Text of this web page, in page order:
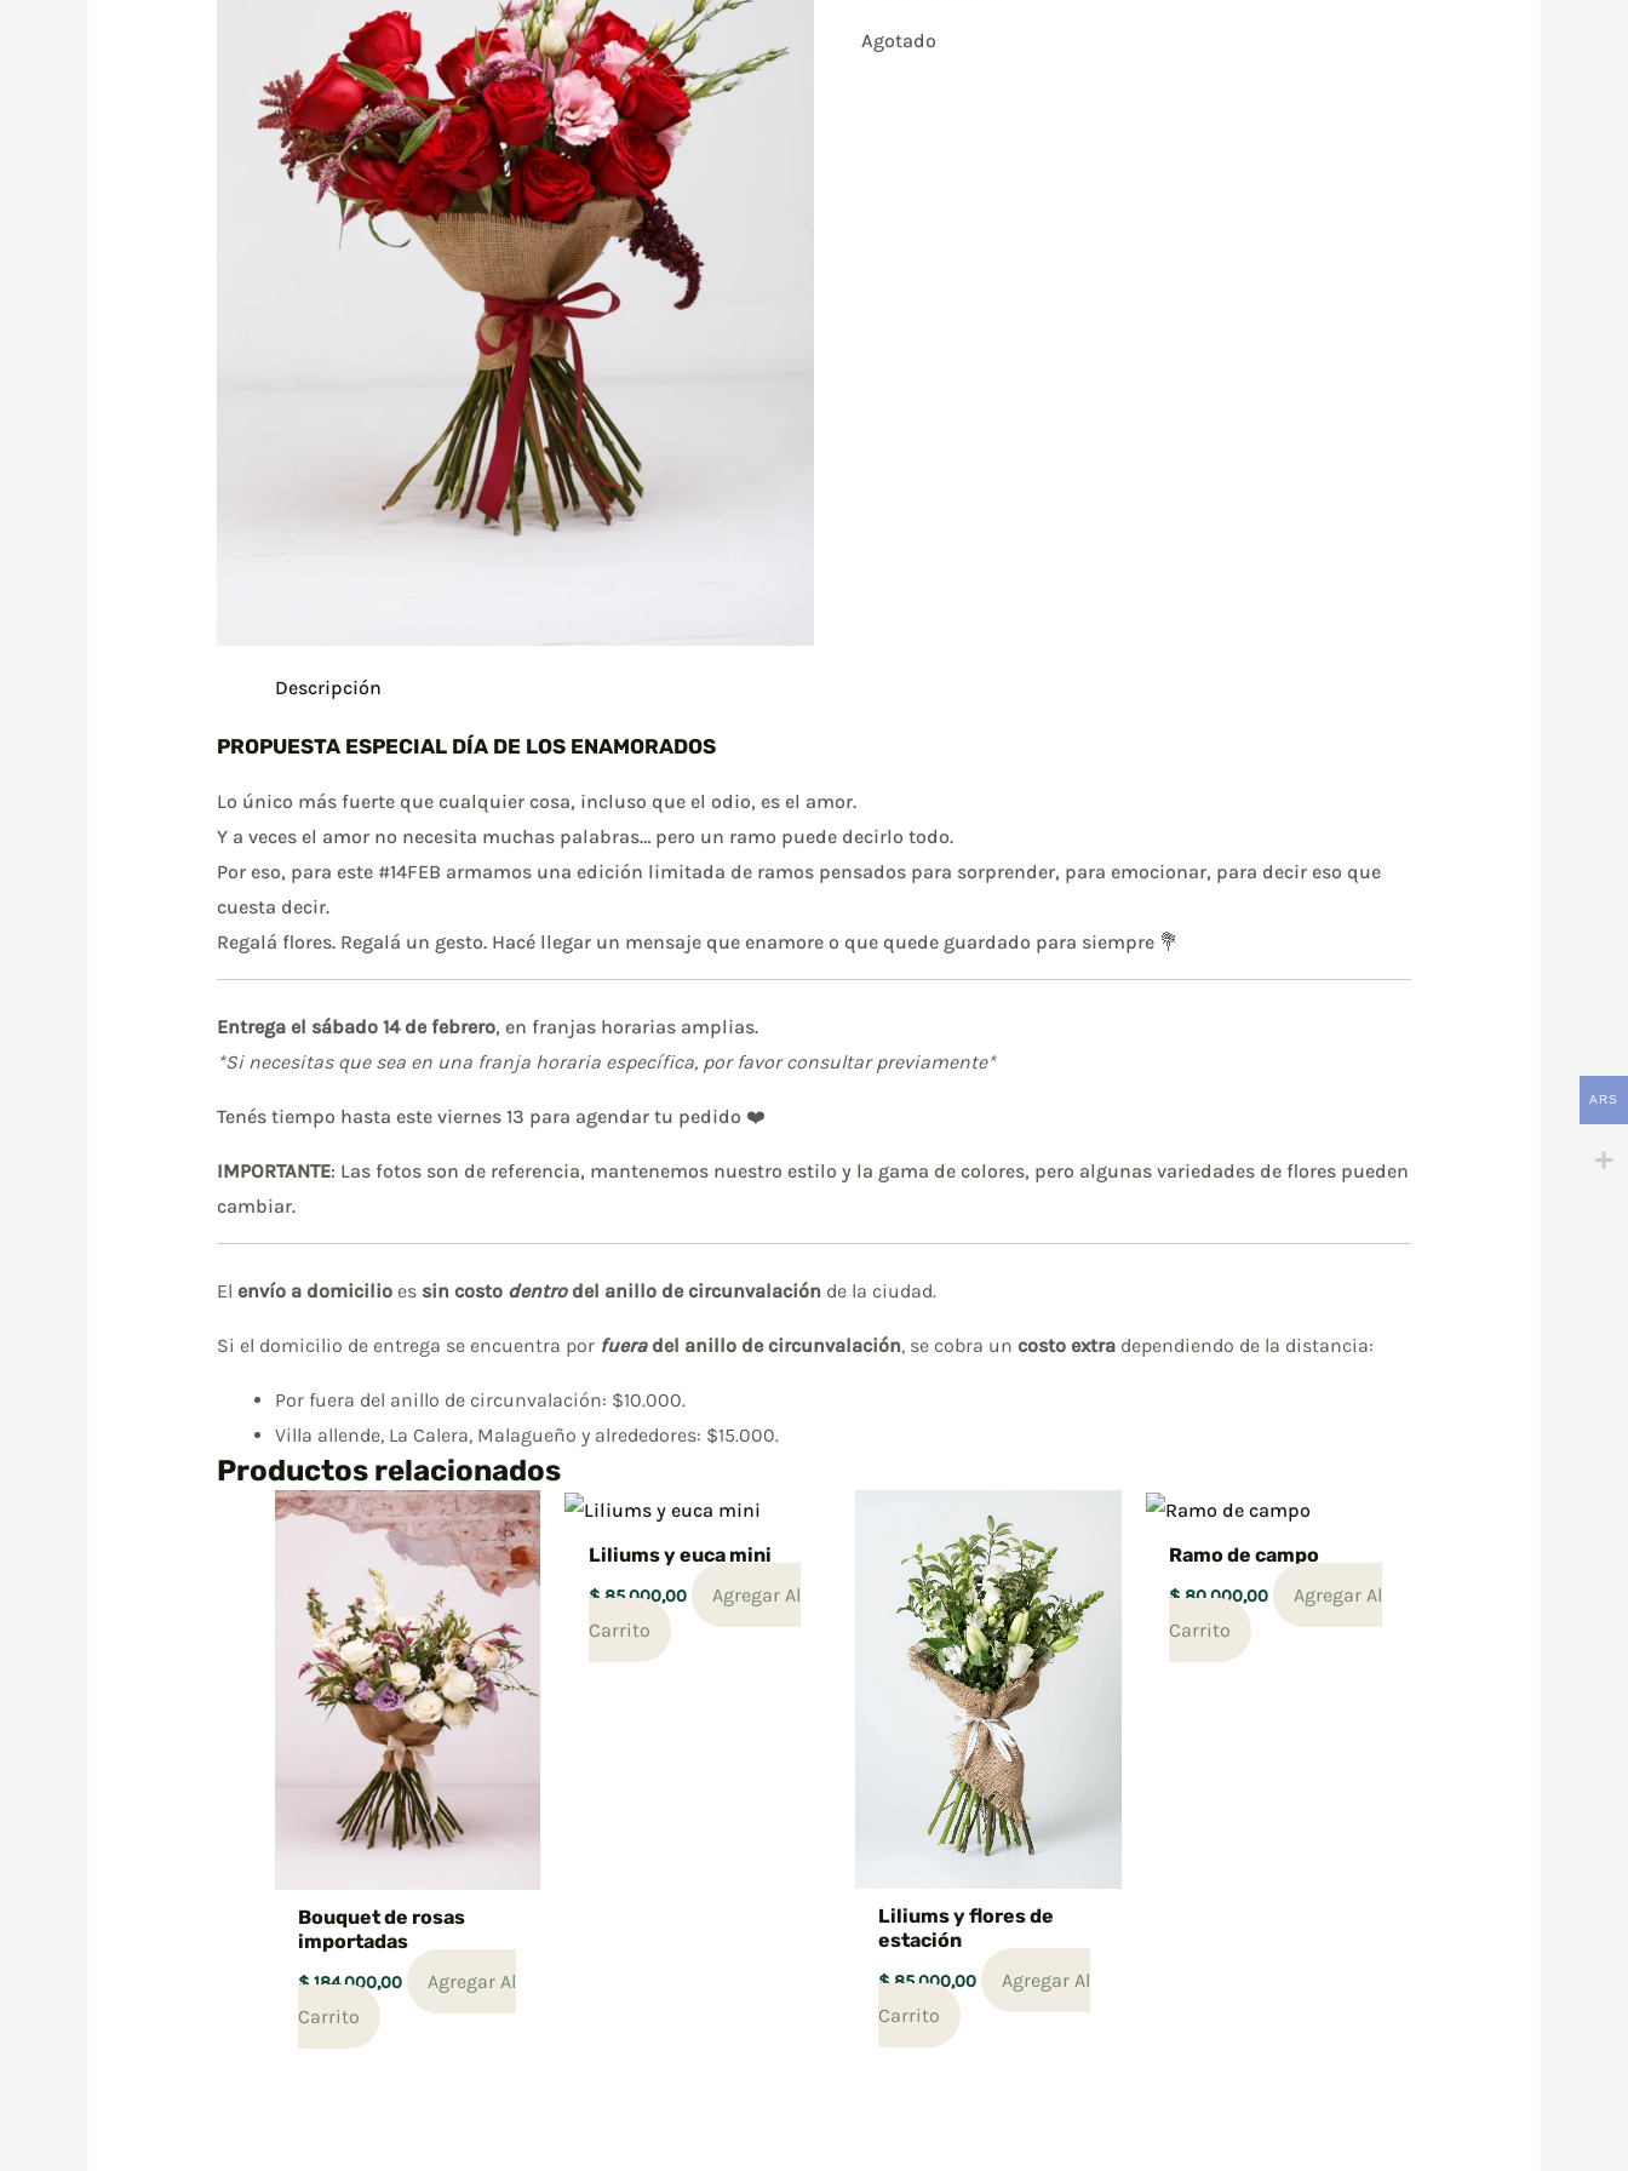
Agotado
Descripción
PROPUESTA ESPECIAL DÍA DE LOS ENAMORADOS
Lo único más fuerte que cualquier cosa, incluso que el odio, es el amor.
Y a veces el amor no necesita muchas palabras… pero un ramo puede decirlo todo.
Por eso, para este #14FEB armamos una edición limitada de ramos pensados para sorprender, para emocionar, para decir eso que
cuesta decir.
Regalá flores. Regalá un gesto. Hacé llegar un mensaje que enamore o que quede guardado para siempre 💐
Entrega el sábado 14 de febrero, en franjas horarias amplias.
*Si necesitas que sea en una franja horaria específica, por favor consultar previamente*
Tenés tiempo hasta este viernes 13 para agendar tu pedido ❤️
IMPORTANTE: Las fotos son de referencia, mantenemos nuestro estilo y la gama de colores, pero algunas variedades de flores pueden
cambiar.
El envío a domicilioes sin costo dentrodel anillo de circunvalación de la ciudad.
Si el domicilio de entrega se encuentra por fueradel anillo de circunvalación, se cobra un costo extradependiendo de la distancia:
Por fuera del anillo de circunvalación: $10.000.
Villa allende, La Calera, Malagueño y alrededores: $15.000.
Productos relacionados
Bouquet de rosas
importadas
$184.000,00
Agregar Al
Carrito
Liliums y euca mini
$85.000,00
Agregar Al
Carrito
Liliums y flores de
estación
$85.000,00
Agregar Al
Carrito
Ramo de campo
$80.000,00
Agregar Al
Carrito
ARS